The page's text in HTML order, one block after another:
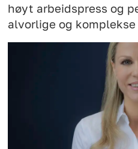
høyt arbeidspress og
alvorlige og